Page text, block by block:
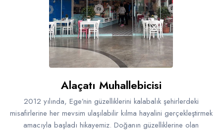
Alaçatı Muhallebicisi
2012 yılında, Ege’nin güzelliklerini kalabalık şehirlerdeki
misafirlerine her mevsim ulaşılabilir kılma hayalini gerçekleştirmek
amacıyla başladı hikayemiz. Doğanın güzelliklerine olan